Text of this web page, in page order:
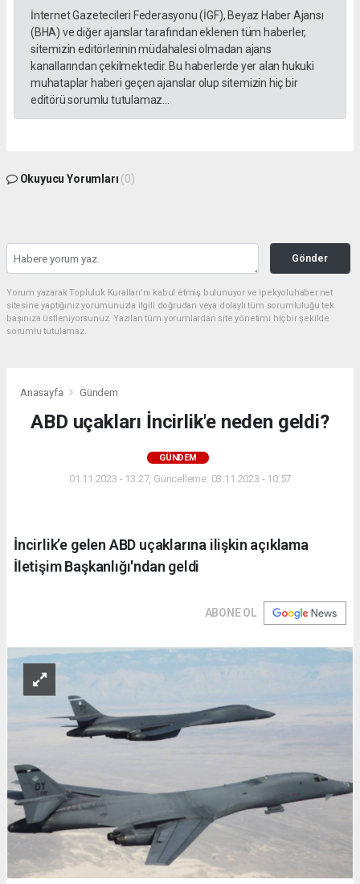
İnternet Gazetecileri Federasyonu (İGF), Beyaz Haber Ajansı
(BHA) ve diğer ajanslar tarafından eklenen tüm haberler,
sitemizin editörlerinin müdahalesi olmadan ajans
kanallarından çekilmektedir. Bu haberlerde yer alan hukuki
muhataplar haberi geçen ajanslar olup sitemizin hiç bir
editörü sorumlu tutulamaz...
Okuyucu Yorumları (0)
Gönder
Yorum yazarak Topluluk Kuralları’nı kabul etmiş bulunuyor ve ipekyoluhaber.net
sitesine yaptığınız yorumunuzla ilgili doğrudan veya dolaylı tüm sorumluluğu tek
başınıza üstleniyorsunuz. Yazılan tüm yorumlardan site yönetimi hiçbir şekilde
sorumlu tutulamaz.
Anasayfa Gündem
ABD uçakları İncirlik'e neden geldi?
GÜNDEM
01.11.2023 - 13:27, Güncelleme: 03.11.2023 - 10:57
İncirlik’e gelen ABD uçaklarına ilişkin açıklama
İletişim Başkanlığı'ndan geldi
ABONE OL